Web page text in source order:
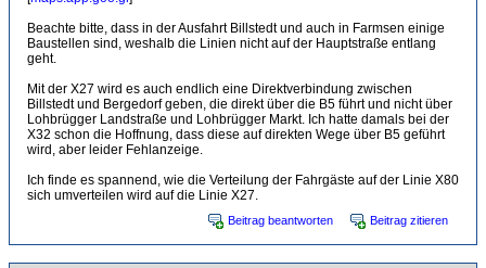
Beachte bitte, dass in der Ausfahrt Billstedt und auch in Farmsen einige
Baustellen sind, weshalb die Linien nicht auf der Hauptstraße entlang
geht.
Mit der X27 wird es auch endlich eine Direktverbindung zwischen
Billstedt und Bergedorf geben, die direkt über die B5 führt und nicht über
Lohbrügger Landstraße und Lohbrügger Markt. Ich hatte damals bei der
X32 schon die Hoffnung, dass diese auf direkten Wege über B5 geführt
wird, aber leider Fehlanzeige.
Ich finde es spannend, wie die Verteilung der Fahrgäste auf der Linie X80
sich umverteilen wird auf die Linie X27.
Beitrag beantworten Beitrag zitieren